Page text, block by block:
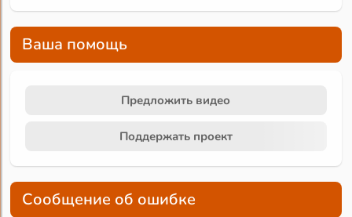
Ваша помощь
Предложить видео
Поддержать проект
Сообщение об ошибке